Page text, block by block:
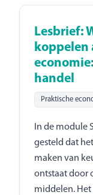
Lesbrief:
koppelen
handel
Praktische
In de module
gesteld dat
maken van
ontstaat door
middelen.